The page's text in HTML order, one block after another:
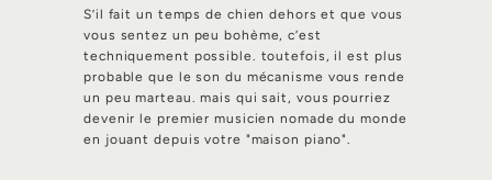
S’il fait un temps de chien dehors et que vous
vous sentez un peu bohème, c’est
techniquement possible. toutefois, il est plus
probable que le son du mécanisme vous rende
un peu marteau. mais qui sait, vous pourriez
devenir le premier musicien nomade du monde
en jouant depuis votre "maison piano".